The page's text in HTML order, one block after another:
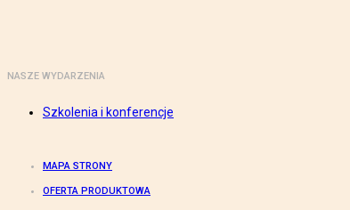
NASZE WYDARZENIA
Szkolenia i konferencje
MAPA STRONY
OFERTA PRODUKTOWA